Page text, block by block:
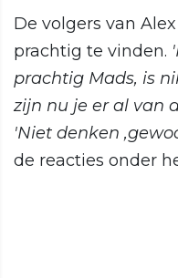
De volgers van
prachtig te vinden.
prachtig Mads, is
zijn nu je er al van
'Niet denken
de reacties onder